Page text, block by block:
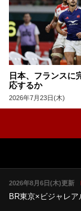
日本、フランスに
応するか
2026年7月23日(木)
2026年8月6日(木)更新
BR東京×ビジャレア